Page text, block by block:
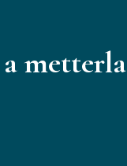
metterla